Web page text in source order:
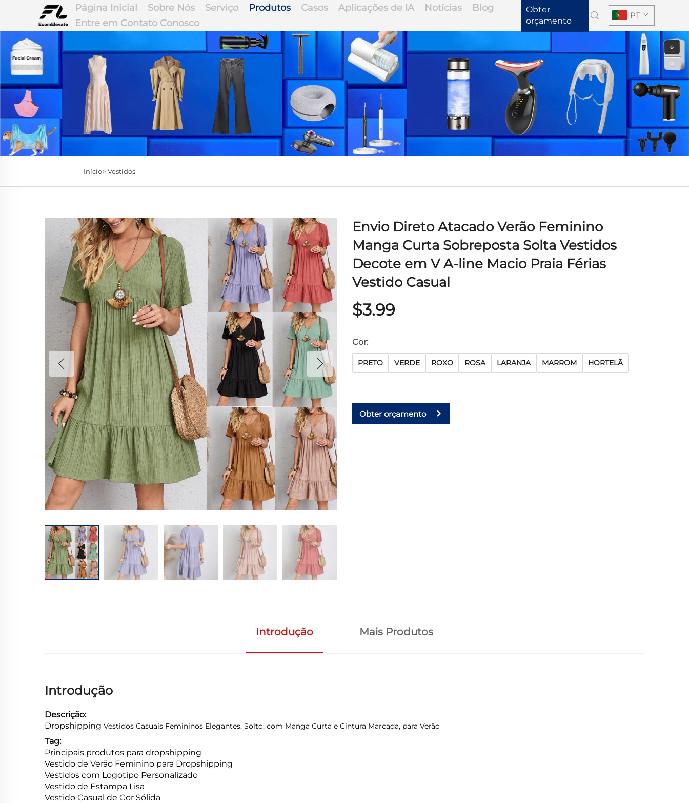
Página Inicial Sobre Nós Serviço Produtos Casos Aplicações de IA Notícias
Blog
Entre em Contato Conosco
Obter
orçamento
PT
Início> Vestidos
Envio Direto Atacado Verão Feminino
Manga Curta Sobreposta Solta Vestidos
Decote em V A-line Macio Praia Férias
Vestido Casual
$3.99
Cor:
PRETO VERDE ROXO ROSA LARANJA MARROM HORTELÃ
Obter orçamento
Introdução Mais Produtos
Introdução
Descrição:
Dropshipping Vestidos Casuais Femininos Elegantes, Solto, com Manga Curta e Cintura Marcada, para Verão
Tag:
Principais produtos para dropshipping
Vestido de Verão Feminino para Dropshipping
Vestidos com Logotipo Personalizado
Vestido de Estampa Lisa
Vestido Casual de Cor Sólida